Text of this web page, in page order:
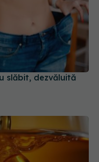
slăbit, dezvăluită